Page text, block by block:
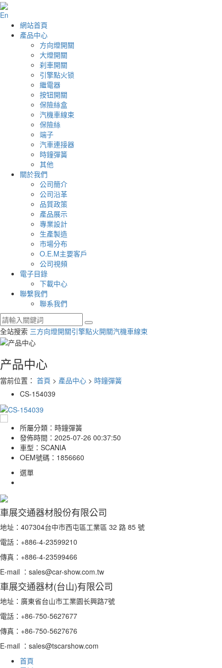
En
網站首頁
產品中心
方向燈開關
大燈開關
刹車開關
引擎點火锁
繼電器
按钮開關
保險絲盒
汽機車線束
保險絲
端子
汽車連接器
時鐘彈簧
其他
關於我們
公司簡介
公司沿革
品質政策
產品展示
專業設計
生產製造
市場分布
O.E.M主要客戶
公司視頻
電子目錄
下載中心
聯繫我們
聯系我們
全站搜索 三方向燈開關引擎點火開關汽機車線束
产品中心
當前位置： 首頁 > 產品中心 > 時鐘彈簧
CS-154039
所屬分類： 時鐘彈簧
發佈時間： 2025-07-26 00:37:50
車型： SCANIA
OEM號碼： 1856660
選單
車展交通器材股份有限公司
地址：407304台中市西屯區工業區 32 路 85 號
電話：+886-4-23599210
傳真：+886-4-23599466
E-mail ：sales@car-show.com.tw
車展交通器材(台山)有限公司
地址：廣東省台山市工業園长興路7號
電話：+86-750-5627677
傳真：+86-750-5627676
E-mail ：sales@tscarshow.com
首頁